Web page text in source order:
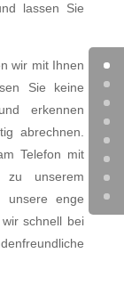
lassen Sie
wir mit Ihnen
Sie keine
erkennen
abrechnen.
Telefon mit
zu unserem
unsere enge
schnell bei